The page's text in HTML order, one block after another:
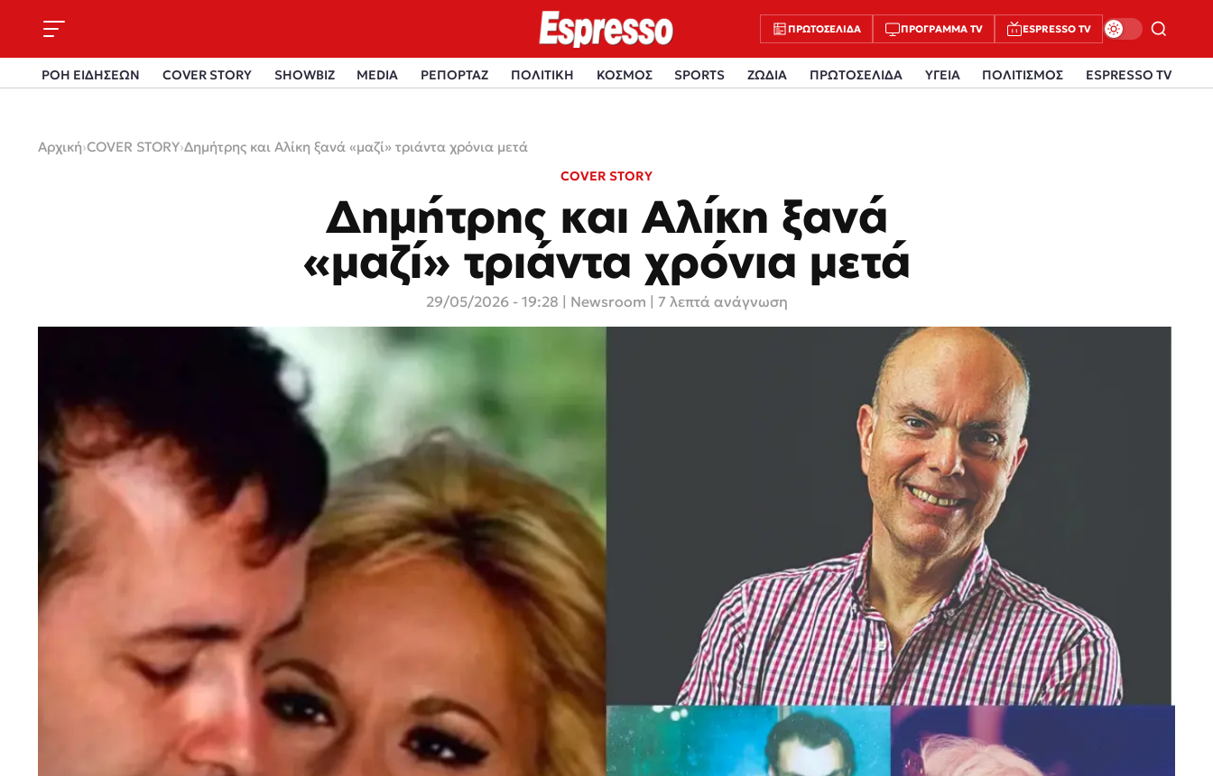
ΠΡΩΤΟΣΈΛΙΔΑ ΠΡΌΓΡΑΜΜΑ TV ESPRESSO TV
ΡΟΗ ΕΙΔΗΣΕΩΝ COVER STORY SHOWBIZ MEDIA ΡΕΠΟΡΤΑΖ ΠΟΛΙΤΙΚΗ ΚΟΣΜΟΣ SPORTS ΖΩΔΙΑ ΠΡΩΤΟΣΕΛΙΔΑ ΥΓΕΙΑ ΠΟΛΙΤΙΣΜΟΣ ESPRESSO TV
Αρχική›COVER STORY›Δημήτρης και Αλίκη ξανά «μαζί» τριάντα χρόνια μετά
COVER STORY
Δημήτρης και Αλίκη ξανά
«μαζί» τριάντα χρόνια μετά
29/05/2026 - 19:28 Newsroom | 7 λεπτά ανάγνωση